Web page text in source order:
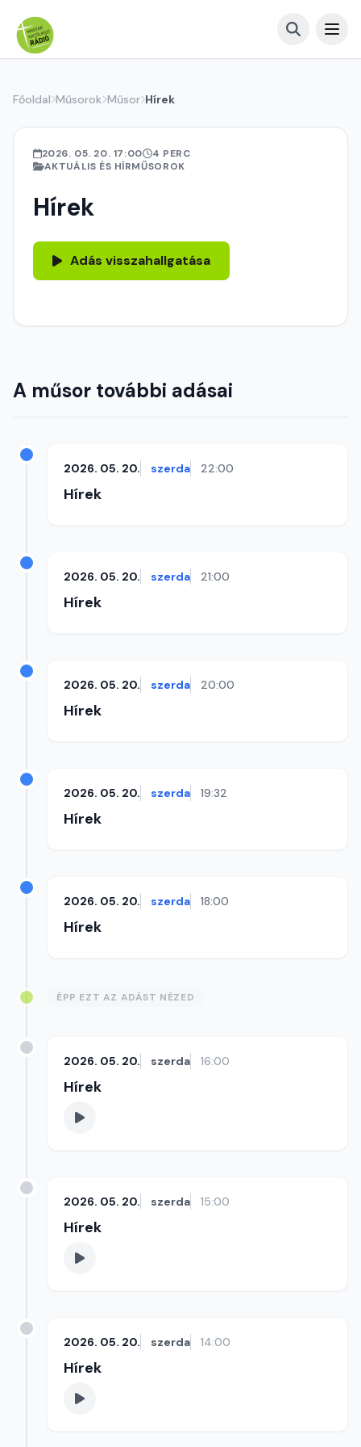
Főoldal Műsorok Műsor Hírek
2026. 05. 20. 17:00
4 PERC
AKTUÁLIS ÉS HÍRMŰSOROK
Hírek
Adás visszahallgatása
A műsor további adásai
2026. 05. 20. szerda 22:00
Hírek
2026. 05. 20. szerda 21:00
Hírek
2026. 05. 20. szerda 20:00
Hírek
2026. 05. 20. szerda 19:32
Hírek
2026. 05. 20. szerda 18:00
Hírek
ÉPP EZT AZ ADÁST NÉZED
2026. 05. 20. szerda 16:00
Hírek
2026. 05. 20. szerda 15:00
Hírek
2026. 05. 20. szerda 14:00
Hírek